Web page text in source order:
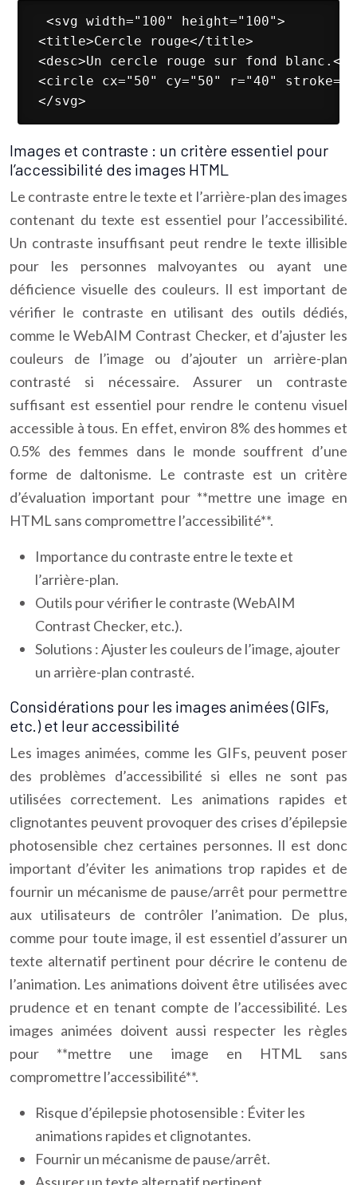
<svg width="100" height="100">
<title>Cercle rouge</title>
<desc>Un cercle rouge sur fond blanc.</
<circle cx="50" cy="50" r="40"
</svg>
Images et contraste : un critère essentiel pour
l’accessibilité des images HTML
Le contraste entre le texte et l’arrière-plan des images
contenant du texte est essentiel pour l’accessibilité.
Un contraste insuffisant peut rendre le texte illisible
pour les personnes malvoyantes ou ayant une
déficience visuelle des couleurs. Il est important de
vérifier le contraste en utilisant des outils dédiés,
comme le WebAIM Contrast Checker, et d’ajuster les
couleurs de l’image ou d’ajouter un arrière-plan
contrasté si nécessaire. Assurer un contraste
suffisant est essentiel pour rendre le contenu visuel
accessible à tous. En effet, environ 8% des hommes et
0.5% des femmes dans le monde souffrent d’une
forme de daltonisme. Le contraste est un critère
d’évaluation important pour **mettre une image en
HTML sans compromettre l’accessibilité**.
Importance du contraste entre le texte et
l’arrière-plan.
Outils pour vérifier le contraste (WebAIM
Contrast Checker, etc.).
Solutions : Ajuster les couleurs de l’image, ajouter
un arrière-plan contrasté.
Considérations pour les images animées (GIFs,
etc.) et leur accessibilité
Les images animées, comme les GIFs, peuvent poser
des problèmes d’accessibilité si elles ne sont pas
utilisées correctement. Les animations rapides et
clignotantes peuvent provoquer des crises d’épilepsie
photosensible chez certaines personnes. Il est donc
important d’éviter les animations trop rapides et de
fournir un mécanisme de pause/arrêt pour permettre
aux utilisateurs de contrôler l’animation. De plus,
comme pour toute image, il est essentiel d’assurer un
texte alternatif pertinent pour décrire le contenu de
l’animation. Les animations doivent être utilisées avec
prudence et en tenant compte de l’accessibilité. Les
images animées doivent aussi respecter les règles
pour **mettre une image en HTML sans
compromettre l’accessibilité**.
Risque d’épilepsie photosensible : Éviter les
animations rapides et clignotantes.
Fournir un mécanisme de pause/arrêt.